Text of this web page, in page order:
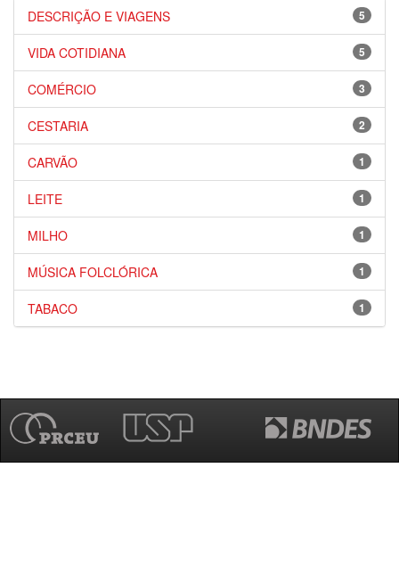
5
DESCRIÇÃO E VIAGENS
5
VIDA COTIDIANA
3
COMÉRCIO
2
CESTARIA
1
CARVÃO
1
LEITE
1
MILHO
1
MÚSICA FOLCLÓRICA
1
TABACO